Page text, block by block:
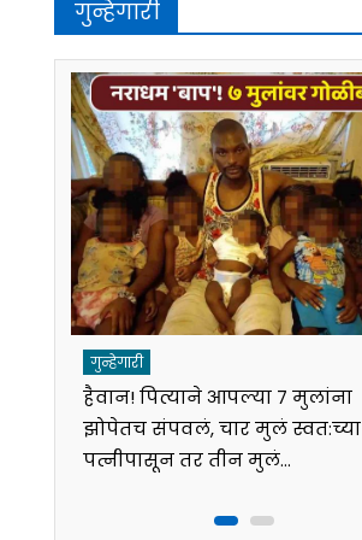
गुन्हेगारी
गुन्हेगारी
हैवान! पित्याने आपल्या ७ मुलांना
झोपेतच संपवलं, चार मुलं स्वत:च्या
पत्नीपासून तर तीन मुलं…